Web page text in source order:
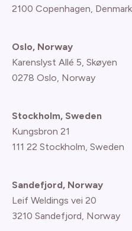
2100 Copenhagen, Denmark
Oslo, Norway
Karenslyst Allé 5, Skøyen
0278 Oslo, Norway
Stockholm, Sweden
Kungsbron 21
111 22 Stockholm, Sweden
Sandefjord, Norway
Leif Weldings vei 20
3210 Sandefjord, Norway